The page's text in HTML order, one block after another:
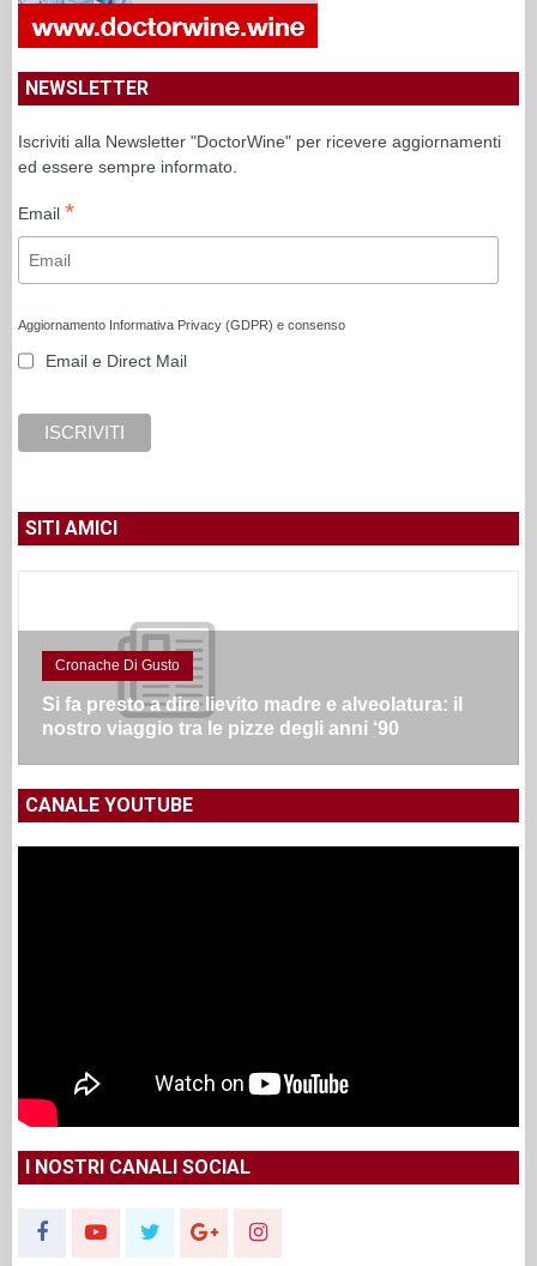
NEWSLETTER
Iscriviti alla Newsletter "DoctorWine" per ricevere aggiornamenti
ed essere sempre informato.
Email *
Aggiornamento Informativa Privacy (GDPR) e consenso
Email e Direct Mail
SITI AMICI
Cronache Di Gusto
Si fa presto a dire lievito madre e alveolatura: il
nostro viaggio tra le pizze degli anni ‘90
CANALE YOUTUBE
I NOSTRI CANALI SOCIAL